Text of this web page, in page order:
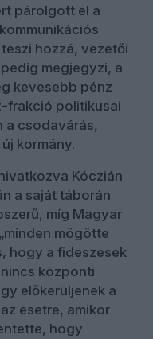
párolgott el a
hozzá, vezetői
megjegyzi, a
kevesebb pénz
frakció politikusai
a csodavárás,
kormány.
Kóczián
a saját táborán
míg Magyar
mögötte
hogy a fideszesek
központi
előkerüljenek a
esetre, amikor
hogy